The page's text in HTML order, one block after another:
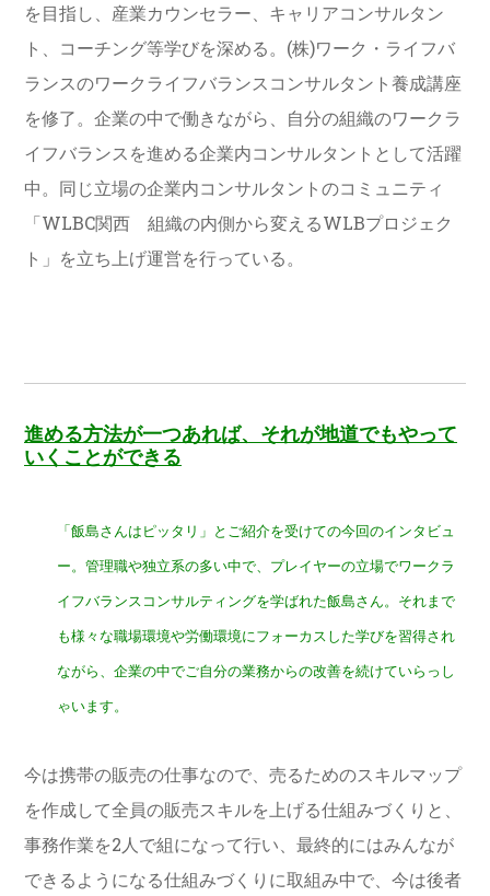
を目指し、産業カウンセラー、キャリアコンサルタン
ト、コーチング等学びを深める。(株)ワーク・ライフバ
ランスのワークライフバランスコンサルタント養成講座
を修了。企業の中で働きながら、自分の組織のワークラ
イフバランスを進める企業内コンサルタントとして活躍
中。同じ立場の企業内コンサルタントのコミュニティ
「WLBC関西 組織の内側から変えるWLBプロジェク
ト」を立ち上げ運営を行っている。
進める方法が一つあれば、それが地道でもやって
いくことができる
「飯島さんはピッタリ」とご紹介を受けての今回のインタビュ
ー。管理職や独立系の多い中で、プレイヤーの立場でワークラ
イフバランスコンサルティングを学ばれた飯島さん。それまで
も様々な職場環境や労働環境にフォーカスした学びを習得され
ながら、企業の中でご自分の業務からの改善を続けていらっし
ゃいます。
今は携帯の販売の仕事なので、売るためのスキルマップ
を作成して全員の販売スキルを上げる仕組みづくりと、
事務作業を2人で組になって行い、最終的にはみんなが
できるようになる仕組みづくりに取組み中で、今は後者